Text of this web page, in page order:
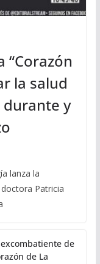
“Corazón
la salud
durante y
lanza la
Patricia
de
de La